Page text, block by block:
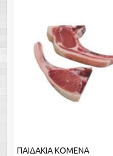
ΠΑΙΔΑΚΙΑ KOMENA